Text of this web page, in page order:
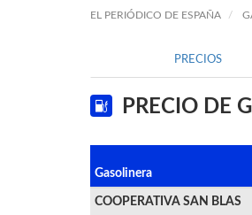
EL PERIÓDICO DE ESPAÑA
PRECIOS
PRECIO DE
Gasolinera
COOPERATIVA SAN BLAS